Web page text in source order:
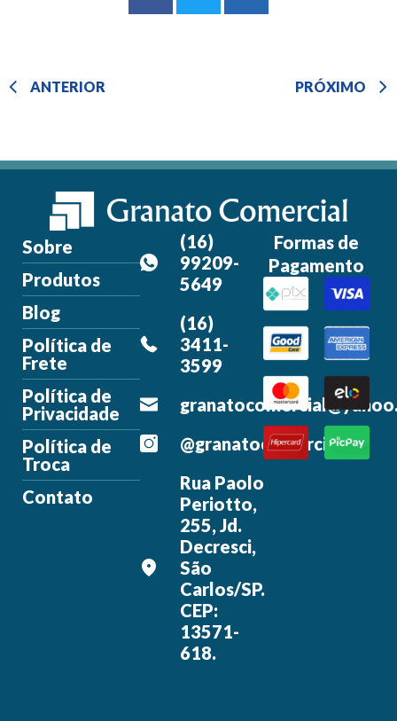
Prev
ANTERIOR PRÓXIMO
Sobre
Produtos
Blog
Política de
Frete
Política de
Privacidade
Política de
Troca
Contato
(16)
99209-
5649
(16)
3411-
3599
@granatocomercial
Rua Paolo
Periotto,
255, Jd.
Decresci,
São
Carlos/SP.
CEP:
13571-
618.
Formas de
Pagamento